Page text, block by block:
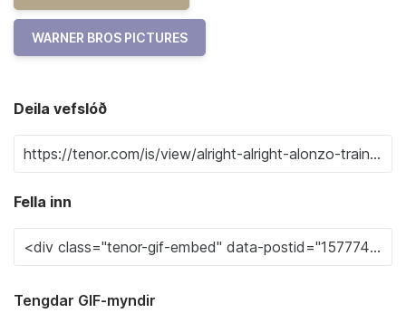
WARNER BROS PICTURES
Deila vefslóð
Fella inn
Tengdar GIF-myndir